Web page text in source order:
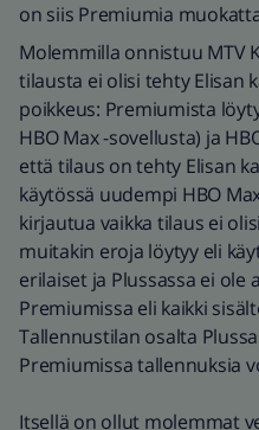
on siis Premiumia
Molemmilla onnistuu MTV
tilausta ei olisi tehty Elisan
poikkeus: Premiumista
HBO Max -sovellusta) ja
että tilaus on tehty Elisan
käytössä uudempi HBO
kirjautua vaikka tilaus ei
muitakin eroja löytyy eli
erilaiset ja Plussassa ei
Premiumissa eli kaikki
Tallennustilan osalta
Premiumissa tallennuksia
Itsellä on ollut molemmat